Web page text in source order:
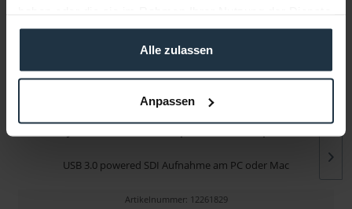
gesammelt haben.
Alle zulassen
Anpassen
USB 3.0 powered SDI Aufnahme am PC oder Mac
Artikelnummer: 12261829